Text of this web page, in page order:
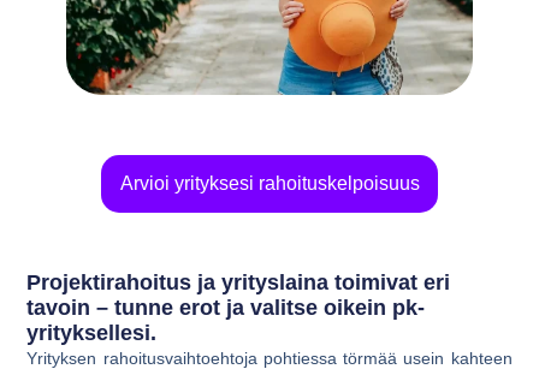
Arvioi yrityksesi rahoituskelpoisuus
Projektirahoitus ja yrityslaina toimivat eri
tavoin – tunne erot ja valitse oikein pk-
yrityksellesi.
Yrityksen rahoitusvaihtoehtoja pohtiessa törmää usein kahteen